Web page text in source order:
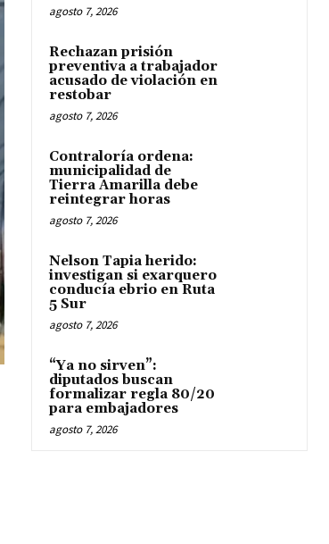
agosto 7, 2026
Rechazan prisión
preventiva a trabajador
acusado de violación en
restobar
agosto 7, 2026
Contraloría ordena:
municipalidad de
Tierra Amarilla debe
reintegrar horas
agosto 7, 2026
Nelson Tapia herido:
investigan si exarquero
conducía ebrio en Ruta
5 Sur
agosto 7, 2026
“Ya no sirven”:
diputados buscan
formalizar regla 80/20
para embajadores
agosto 7, 2026